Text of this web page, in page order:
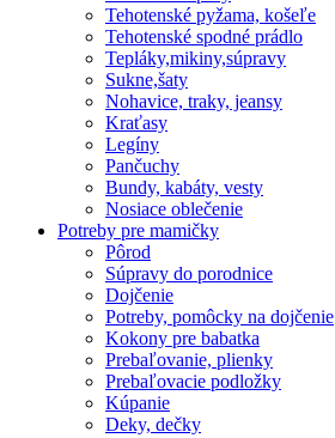
Tehotenské pyžama, košeľe
Tehotenské spodné prádlo
Tepláky,mikiny,súpravy
Sukne,šaty
Nohavice, traky, jeansy
Kraťasy
Legíny
Pančuchy
Bundy, kabáty, vesty
Nosiace oblečenie
Potreby pre mamičky
Pôrod
Súpravy do porodnice
Dojčenie
Potreby, pomôcky na dojčenie
Kokony pre babatka
Prebaľovanie, plienky
Prebaľovacie podložky
Kúpanie
Deky, dečky